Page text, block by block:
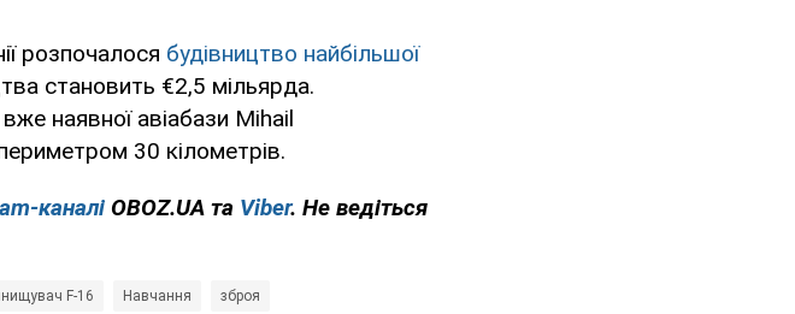
розпочалося будівництво найбільшої
становить €2,5 мільярда.
наявної авіабази Mihail
30 кілометрів.
каналі OBOZ.UA та Viber. Не ведіться
F-16 Навчання зброя